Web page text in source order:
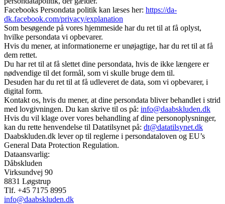
Facebooks Persondata politik kan læses her: https://da-
dk.facebook.com/privacy/explanation
Som besøgende på vores hjemmeside har du ret til at få oplyst,
hvilke persondata vi opbevarer.
Hvis du mener, at informationerne er unøjagtige, har du ret til at få
dem rettet.
Du har ret til at få slettet dine persondata, hvis de ikke længere er
nødvendige til det formål, som vi skulle bruge dem til.
Desuden har du ret til at få udleveret de data, som vi opbevarer, i
digital form.
Kontakt os, hvis du mener, at dine persondata bliver behandlet i strid
med lovgivningen. Du kan skrive til os på: info@daabskluden.dk
Hvis du vil klage over vores behandling af dine personoplysninger,
kan du rette henvendelse til Datatilsynet på: dt@datatilsynet.dk
Daabskluden.dk lever op til reglerne i persondataloven og EU’s
General Data Protection Regulation.
Dataansvarlig:
Dåbskluden
Virksundvej 90
8831 Løgstrup
Tlf. +45 7175 8995
info@daabskluden.dk